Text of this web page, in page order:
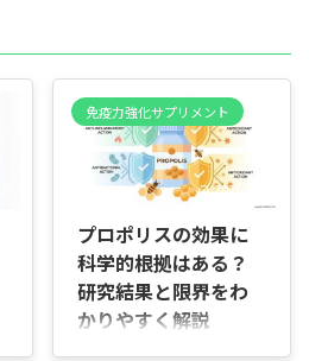
免疫力強化サプリメント
2026/7/2
プロポリスの効果に
科学的根拠はある？
研究結果と限界をわ
かりやすく解説